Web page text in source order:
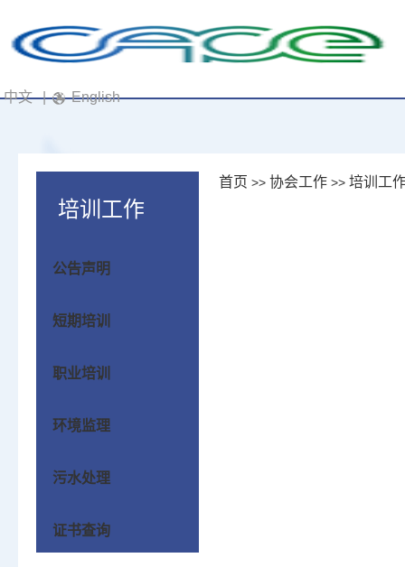
中文 | English
培训工作
公告声明
短期培训
职业培训
环境监理
污水处理
证书查询
首页 >> 协会工作>> 培训工